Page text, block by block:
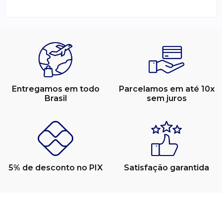
Entregamos em todo
Brasil
Parcelamos em até 10x
sem juros
5% de desconto no PIX Satisfação garantida